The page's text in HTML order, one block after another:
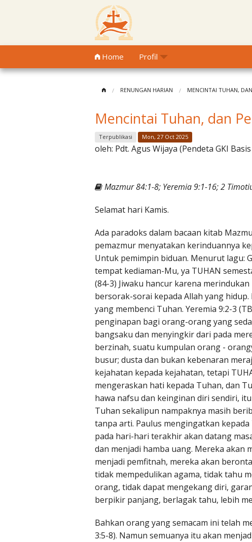
Home Profil
RENUNGAN HARIAN MENCINTAI TUHAN,
Mencintai Tuhan, dan
Terpublikasi Mon, 27 Oct 2025
oleh: Pdt. Agus Wijaya (Pendeta GKI
Mazmur 84:1-8; Yeremia 9:1-16; 2
Selamat hari Kamis.
Ada paradoks dalam bacaan kitab
pemazmur menyatakan kerinduannya
Untuk pemimpin biduan. Menurut lagu:
tempat kediaman-Mu, ya TUHAN
(84-3) Jiwaku hancur karena
bersorak-sorai kepada Allah yang
yang membenci Tuhan. Yeremia 9:2-3
penginapan bagi orang-orang yang
bangsaku dan menyingkir dari pada
berzinah, suatu kumpulan orang -
busur; dusta dan bukan kebenaran
kejahatan kepada kejahatan, tetapi
mengeraskan hati kepada Tuhan, dan
hawa nafsu dan keinginan diri sendiri,
Tuhan sekalipun nampaknya masih
tanpa arti. Paulus mengingatkan
pada hari-hari terakhir akan datang
dan menjadi hamba uang. Mereka akan
menjadi pemfitnah, mereka akan
tidak mempedulikan agama, tidak tahu
orang, tidak dapat mengekang diri,
berpikir panjang, berlagak tahu, lebih
Bahkan orang yang semacam ini telah
3:5-8). Namun semuanya itu akan